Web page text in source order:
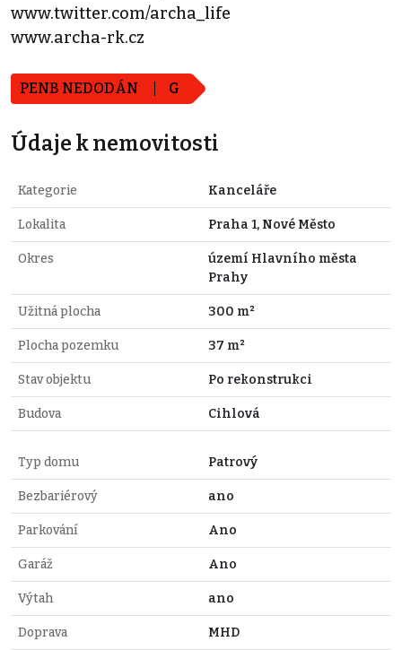
www.twitter.com/archa_life
www.archa-rk.cz
PENB NEDODÁN G
Údaje k nemovitosti
Kategorie Kanceláře
Lokalita Praha 1, Nové Město
Okres
území Hlavního města
Prahy
Užitná plocha 300 m²
Plocha pozemku 37 m²
Stav objektu Po rekonstrukci
Budova Cihlová
Typ domu Patrový
Bezbariérový ano
Parkování Ano
Garáž Ano
Výtah ano
Doprava MHD